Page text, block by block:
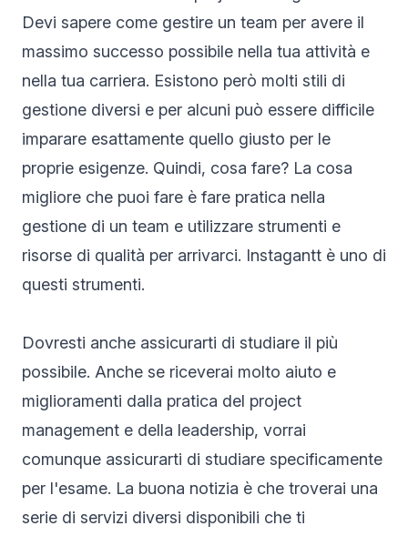
Devi sapere come gestire un team per avere il
massimo successo possibile nella tua attività e
nella tua carriera. Esistono però molti stili di
gestione diversi e per alcuni può essere difficile
imparare esattamente quello giusto per le
proprie esigenze. Quindi, cosa fare? La cosa
migliore che puoi fare è fare pratica nella
gestione di un team e utilizzare strumenti e
risorse di qualità per arrivarci. Instagantt è uno di
questi strumenti.
Dovresti anche assicurarti di studiare il più
possibile. Anche se riceverai molto aiuto e
miglioramenti dalla pratica del project
management e della leadership, vorrai
comunque assicurarti di studiare specificamente
per l'esame. La buona notizia è che troverai una
serie di servizi diversi disponibili che ti